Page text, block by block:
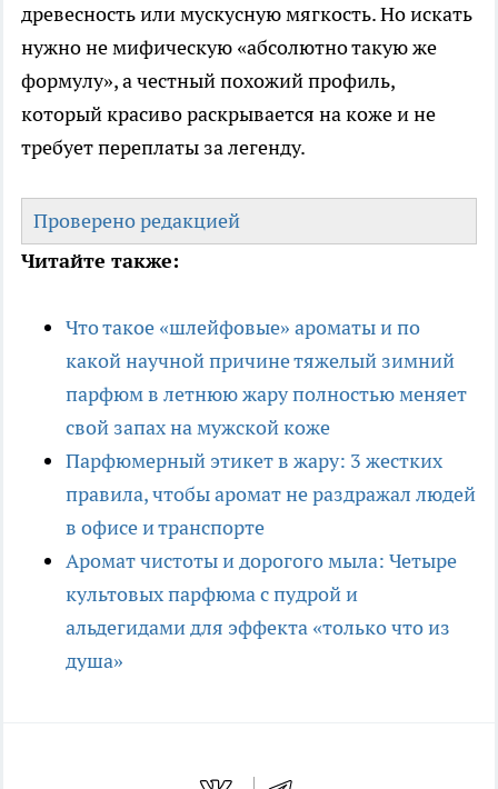
древесность или мускусную мягкость. Но искать
нужно не мифическую «абсолютно такую же
формулу», а честный похожий профиль,
который красиво раскрывается на коже и не
требует переплаты за легенду.
Проверено редакцией
Читайте также:
Что такое «шлейфовые» ароматы и по
какой научной причине тяжелый зимний
парфюм в летнюю жару полностью меняет
свой запах на мужской коже
Парфюмерный этикет в жару: 3 жестких
правила, чтобы аромат не раздражал людей
в офисе и транспорте
Аромат чистоты и дорогого мыла: Четыре
культовых парфюма с пудрой и
альдегидами для эффекта «только что из
душа»